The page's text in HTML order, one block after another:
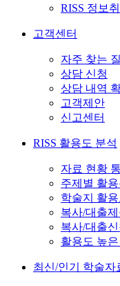
RISS 정보
고객센터
자주 찾는
상담 신청
상담 내역
고객제안
신고센터
RISS 활용도 분석
자료 현황
주제별 활
학술지 활
복사/대출
복사/대출
활용도 높은
최신/인기 학술자